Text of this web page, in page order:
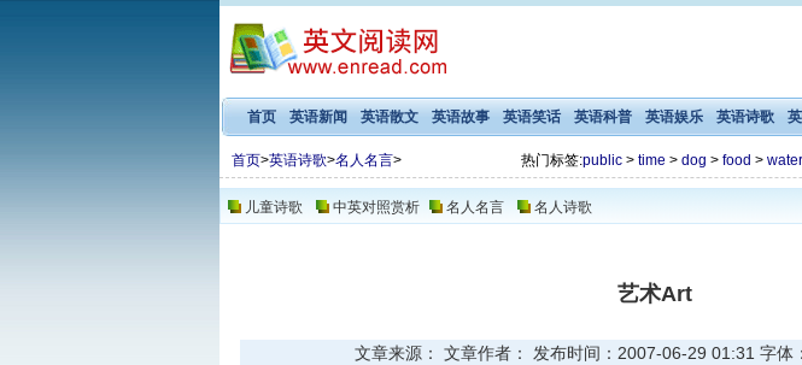
首页 英语新闻 英语散文 英语故事 英语笑话 英语科普 英语娱乐 英语诗歌
首页>英语诗歌>名人名言> 热门标签:public> time > dog > food > water
儿童诗歌 中英对照赏析 名人名言 名人诗歌
艺术Art
文章来源： 文章作者： 发布时间：2007-06-29 01:31 字体